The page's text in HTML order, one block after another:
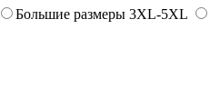
Большие размеры 3XL-5XL